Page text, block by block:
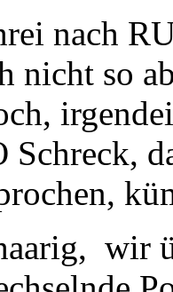
nach
nicht so
Schreck,
wir